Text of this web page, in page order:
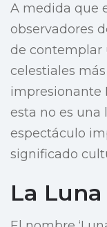
A medida que
observadores
de contemplar
celestiales
impresionante
esta no es una
espectáculo
significado
La